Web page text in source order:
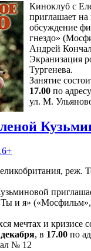
Киноклуб с
приглашает на
обсуждение
гнездо»
Андрей
Экранизация
Тургенева.
Занятие
17.00 по
ул. М.
и я» («Мосфильм»,
мечтах и кризисе
, в 17.00 по
№ 12